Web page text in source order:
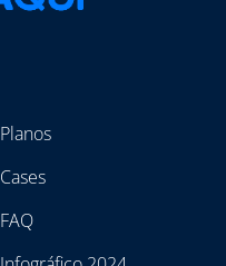
Planos
Cases
FAQ